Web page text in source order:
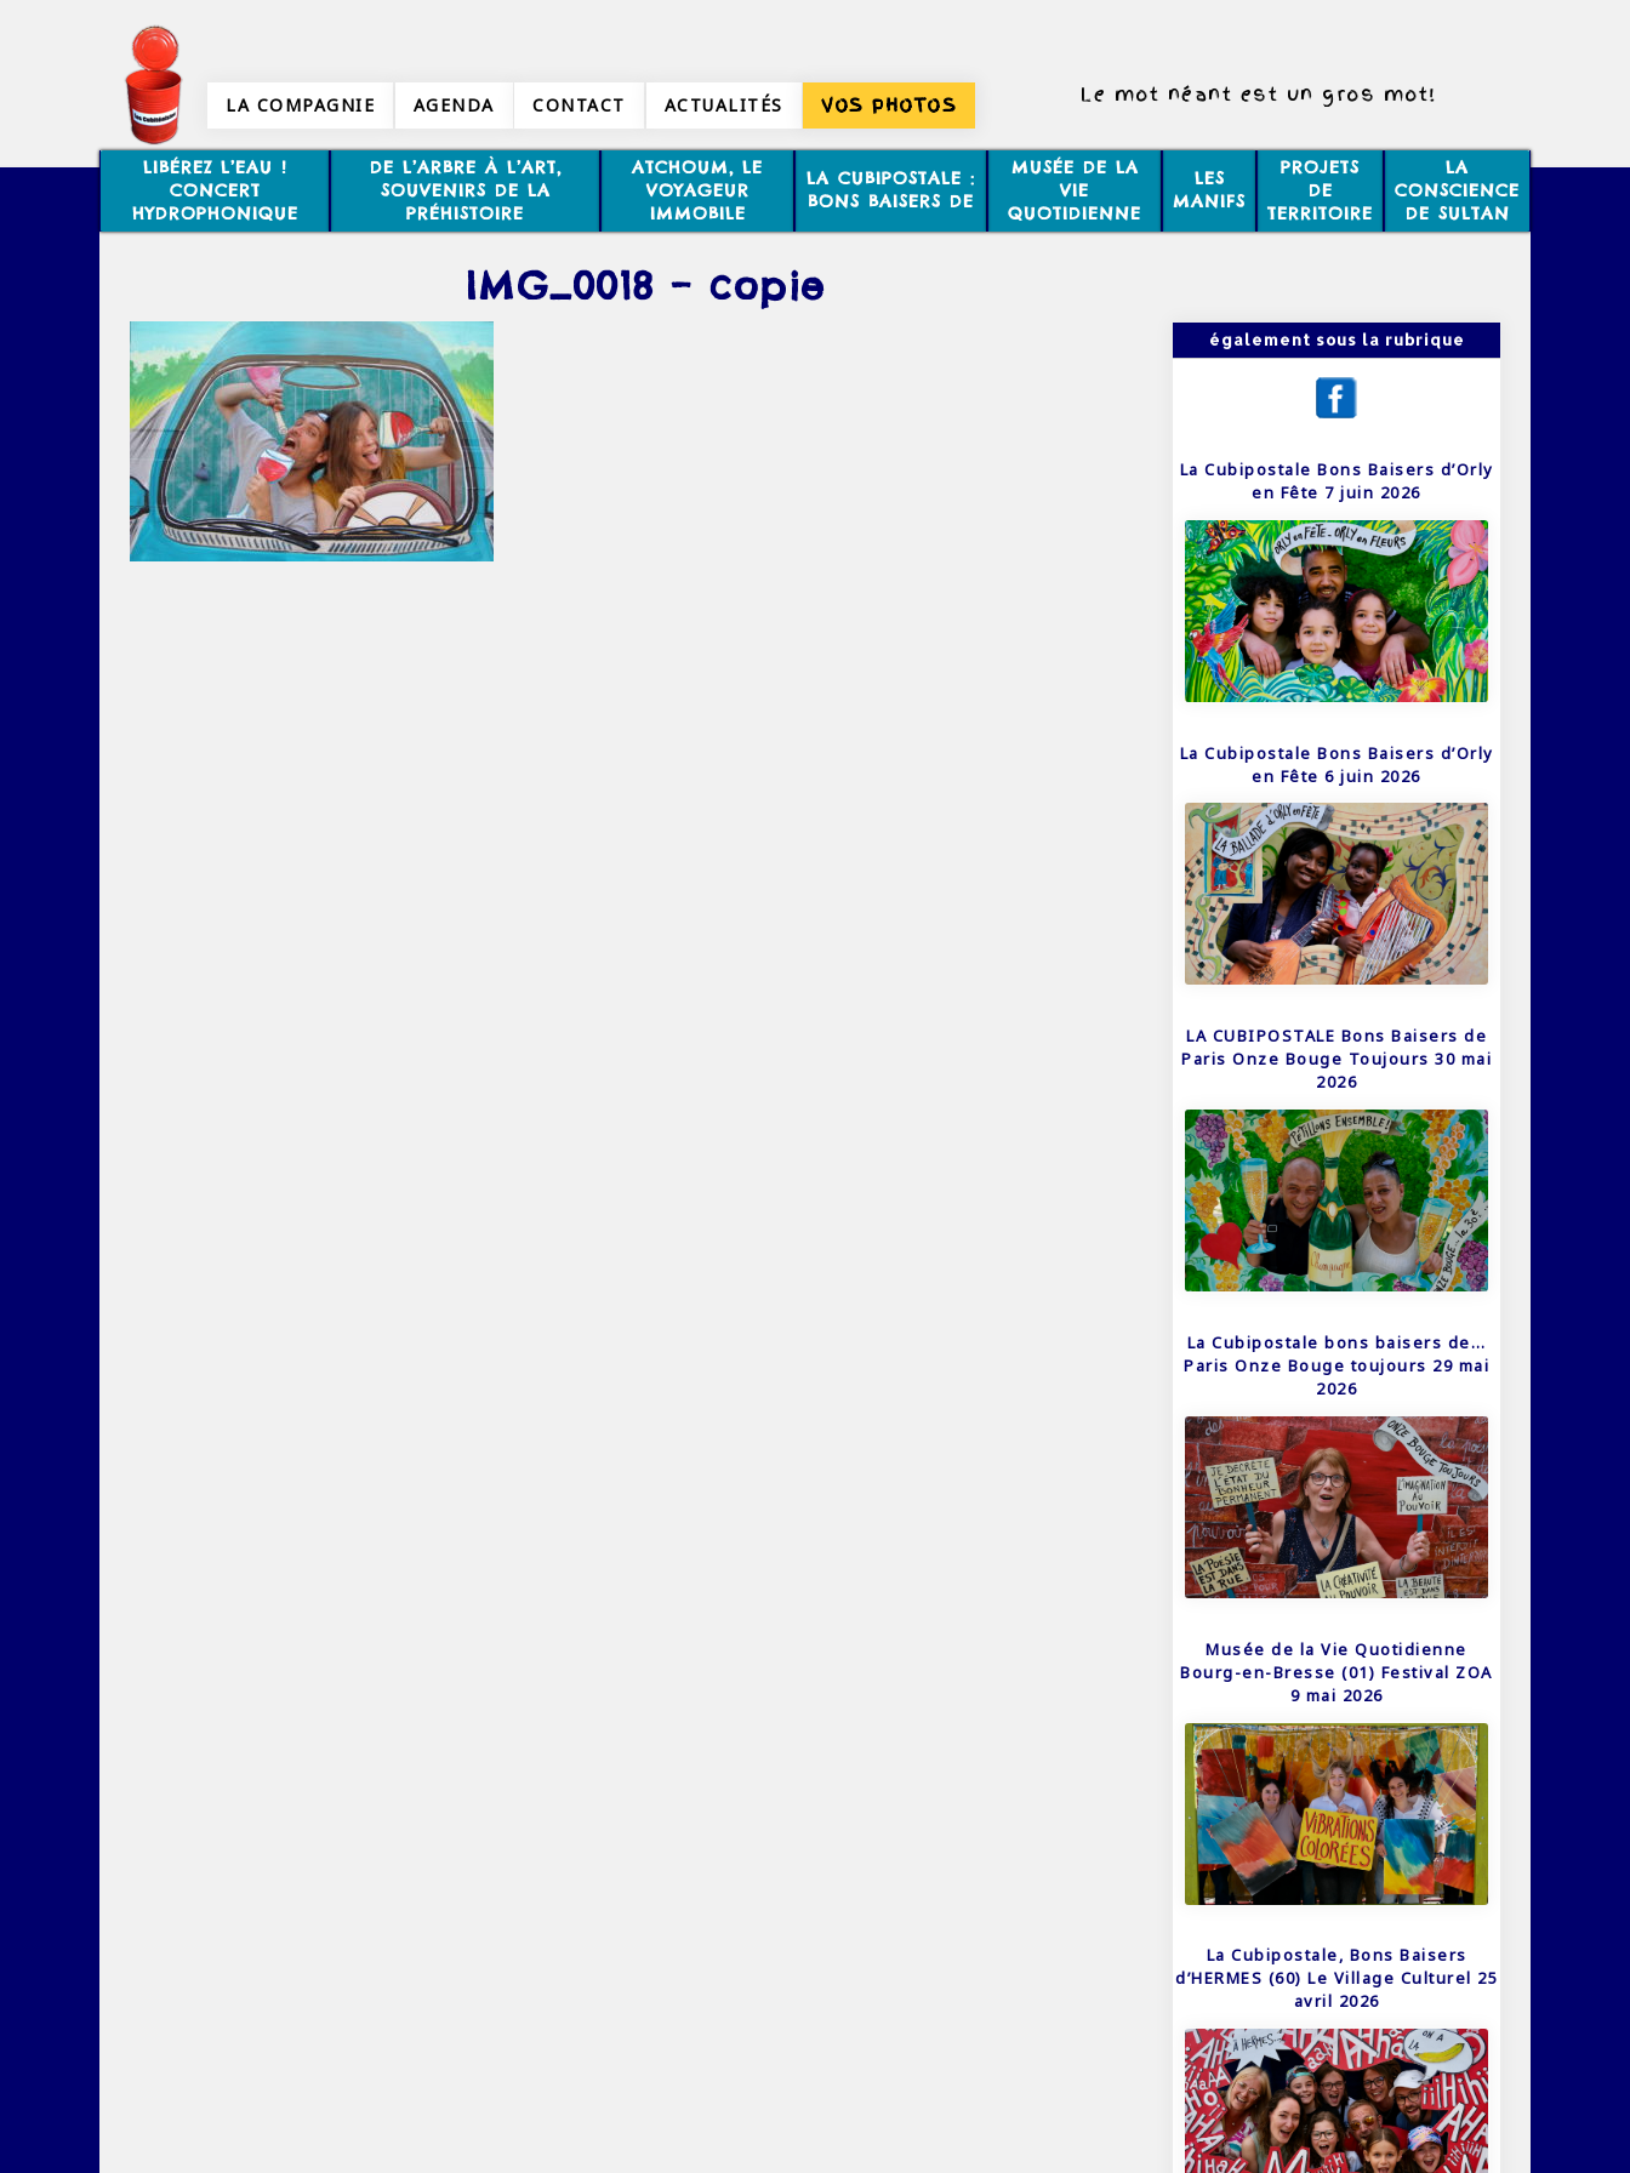
LA COMPAGNIE AGENDA CONTACT ACTUALITÉS VOS PHOTOS Le mot néant est un gros mot!
LIBÉREZ L’EAU !
CONCERT
HYDROPHONIQUE
DE L’ARBRE À L’ART,
SOUVENIRS DE LA
PRÉHISTOIRE
ATCHOUM, LE
VOYAGEUR
IMMOBILE
LA CUBIPOSTALE :
BONS BAISERS DE
MUSÉE DE LA
VIE
QUOTIDIENNE
LES
MANIFS
PROJETS
DE
TERRITOIRE
LA
CONSCIENCE
DE SULTAN
IMG_0018 – copie
également sous la rubrique
La Cubipostale Bons Baisers d’Orly
en Fête 7 juin 2026
La Cubipostale Bons Baisers d’Orly
en Fête 6 juin 2026
LA CUBIPOSTALE Bons Baisers de
Paris Onze Bouge Toujours 30 mai
2026
La Cubipostale bons baisers de…
Paris Onze Bouge toujours 29 mai
2026
Musée de la Vie Quotidienne
Bourg-en-Bresse (01) Festival ZOA
9 mai 2026
La Cubipostale, Bons Baisers
d’HERMES (60) Le Village Culturel 25
avril 2026